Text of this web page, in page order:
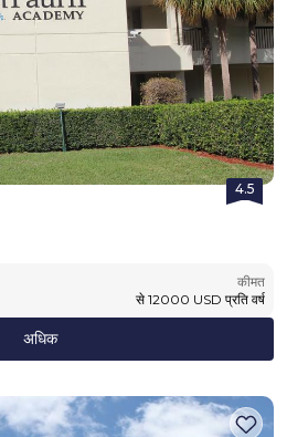
4.5
कीमत
से 12000 USD प्रति वर्ष
अधिक